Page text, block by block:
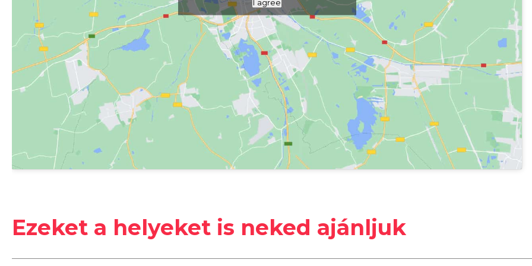
I agree
Bakancslista baráti társaságoknak #családbarát # családi egész évben
egyéni utazók #esőbiztos #gasztronómia gyerekbarát kulináris
osztályok pároknak szabad téren # Tulipán Kávéház # zárt térben
Ezeket a helyeket is neked ajánljuk